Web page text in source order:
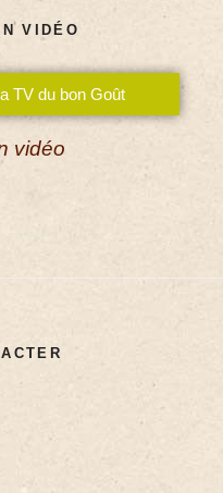
VIDÉO
TV du bon Goût
vidéo